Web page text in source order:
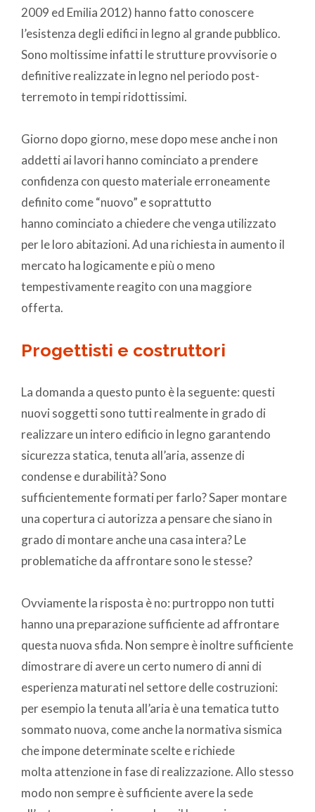
2009 ed Emilia 2012) hanno fatto conoscere
l’esistenza degli edifici in legno al grande pubblico.
Sono moltissime infatti le strutture provvisorie o
definitive realizzate in legno nel periodo post-
terremoto in tempi ridottissimi.
Giorno dopo giorno, mese dopo mese anche i non
addetti ai lavori hanno cominciato a prendere
confidenza con questo materiale erroneamente
definito come “nuovo” e soprattutto
hanno cominciato a chiedere che venga utilizzato
per le loro abitazioni. Ad una richiesta in aumento il
mercato ha logicamente e più o meno
tempestivamente reagito con una maggiore
offerta.
Progettisti e costruttori
La domanda a questo punto è la seguente: questi
nuovi soggetti sono tutti realmente in grado di
realizzare un intero edificio in legno garantendo
sicurezza statica, tenuta all’aria, assenze di
condense e durabilità? Sono
sufficientemente formati per farlo? Saper montare
una copertura ci autorizza a pensare che siano in
grado di montare anche una casa intera? Le
problematiche da affrontare sono le stesse?
Ovviamente la risposta è no: purtroppo non tutti
hanno una preparazione sufficiente ad affrontare
questa nuova sfida. Non sempre è inoltre sufficiente
dimostrare di avere un certo numero di anni di
esperienza maturati nel settore delle costruzioni:
per esempio la tenuta all’aria è una tematica tutto
sommato nuova, come anche la normativa sismica
che impone determinate scelte e richiede
molta attenzione in fase di realizzazione. Allo stesso
modo non sempre è sufficiente avere la sede